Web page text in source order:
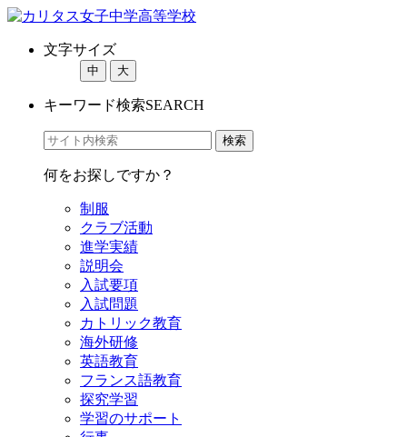
文字サイズ
中 大
キーワード検索SEARCH
何をお探しですか？
制服
クラブ活動
進学実績
説明会
入試要項
入試問題
カトリック教育
海外研修
英語教育
フランス語教育
探究学習
学習のサポート